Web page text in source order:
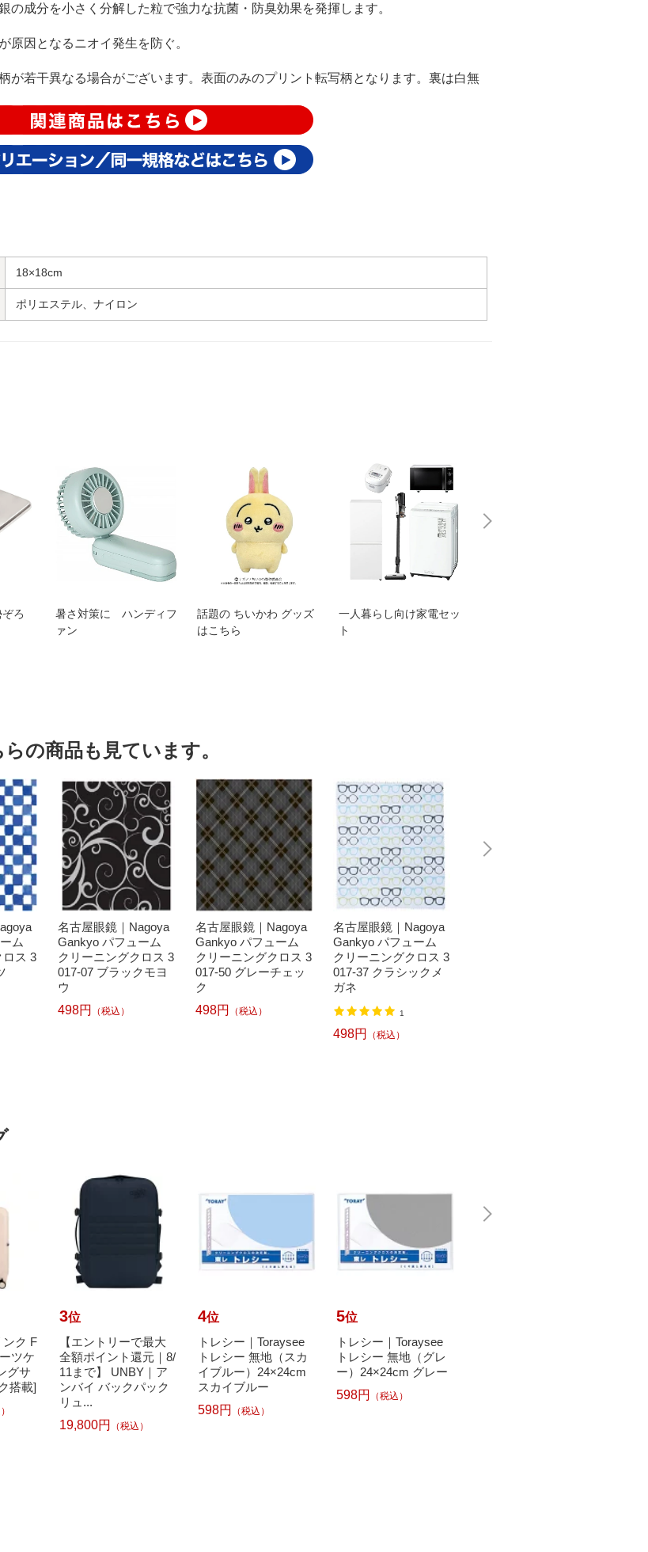
成分を小さく分解した粒で強力な抗菌・防臭効果を発揮します。
原因となるニオイ発生を防ぐ。
が若干異なる場合がございます。表面のみのプリント転写柄となります。裏は白無
18×18cm
ポリエステル、ナイロン
ろ
暑さ対策に ハンディフ
ァン
話題の ちいかわ グッズ
はこちら
一人暮らし向け家電セッ
ト
の商品も見ています。
ム
ロス 3
名古屋眼鏡｜Nagoya
Gankyo パフューム
クリーニングクロス 3
017-07 ブラックモヨ
ウ
498円
（税込）
名古屋眼鏡｜Nagoya
Gankyo パフューム
クリーニングクロス 3
017-50 グレーチェッ
ク
498円
（税込）
名古屋眼鏡｜Nagoya
Gankyo パフューム
クリーニングクロス 3
017-37 クラシックメ
ガネ
1
498円 （税込）
ンク F
ツケ
グサ
搭載]
3位
【エントリーで最大
全額ポイント還元｜8/
11まで】 UNBY｜ア
ンバイ バックパック
リュ...
19,800円
（税込）
4位
トレシー｜Toraysee
トレシー 無地（スカ
イブルー）24×24cm
スカイブルー
598円
（税込）
5位
トレシー｜Toraysee
トレシー 無地（グレ
ー）24×24cm グレー
598円
（税込）